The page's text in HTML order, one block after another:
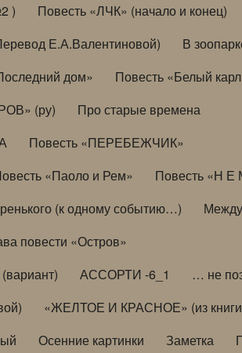
) Повесть «ЛЧК» (начало и конец)
Е.А.Валентиновой) В
дом»
Повесть «Белый
(ру)
Про старые времена
Повесть «ПЕРЕБЕЖЧИК»
«Паоло и Рем»
Повесть «Н Е
(к одному событию…)
повести «Остров»
АССОРТИ -6_1
… не
«ЖЕЛТОЕ И КРАСНОЕ» (из
Осенние картинки Заметка